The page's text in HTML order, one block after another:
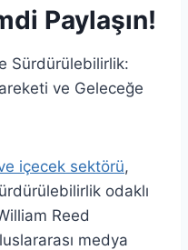
Paylaşın!
Sürdürülebilirlik:
ve Geleceğe
içecek sektörü,
odaklı
Reed
medya